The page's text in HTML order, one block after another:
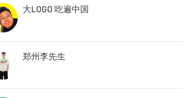
大LOGO 吃遍中国
郑州李先生